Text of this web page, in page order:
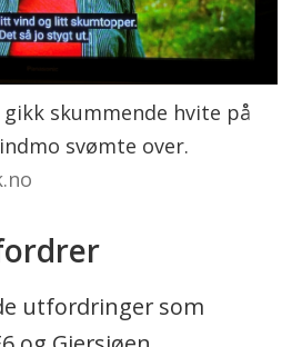
gikk skummende hvite på
svømte over.
utfordringer som